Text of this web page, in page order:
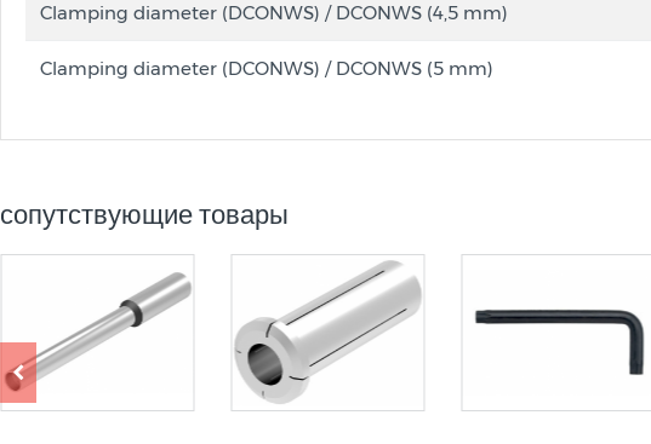
Clamping diameter (DCONWS) / DCONWS (4,5 mm)
Clamping diameter (DCONWS) / DCONWS (5 mm)
сопутствующие товары